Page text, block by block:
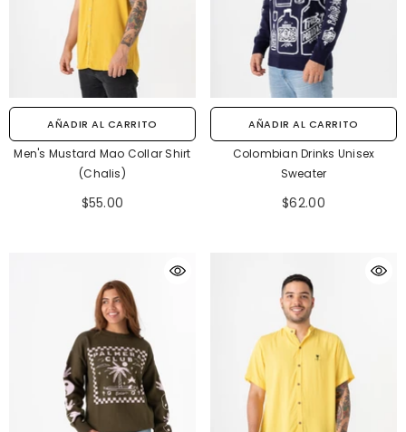
AÑADIR AL CARRITO
Men's Mustard Mao Collar Shirt
(Chalis)
$55.00
AÑADIR AL CARRITO
Colombian Drinks Unisex
Sweater
$62.00